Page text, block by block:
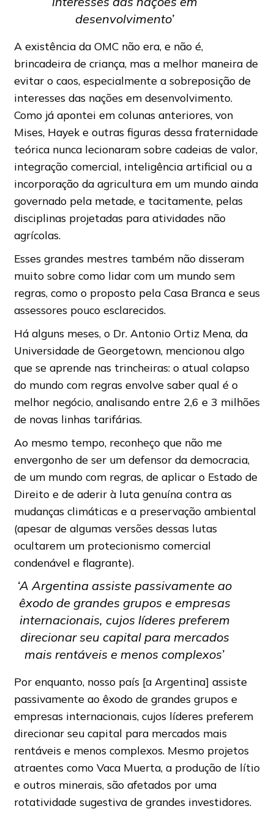
desenvolvimento’
A existência da OMC não era, e não é,
brincadeira de criança, mas a melhor maneira de
evitar o caos, especialmente a sobreposição de
interesses das nações em desenvolvimento.
Como já apontei em colunas anteriores, von
Mises, Hayek e outras figuras dessa fraternidade
teórica nunca lecionaram sobre cadeias de valor,
integração comercial, inteligência artificial ou a
incorporação da agricultura em um mundo ainda
governado pela metade, e tacitamente, pelas
disciplinas projetadas para atividades não
agrícolas.
Esses grandes mestres também não disseram
muito sobre como lidar com um mundo sem
regras, como o proposto pela Casa Branca e seus
assessores pouco esclarecidos.
Há alguns meses, o Dr. Antonio Ortiz Mena, da
Universidade de Georgetown, mencionou algo
que se aprende nas trincheiras: o atual colapso
do mundo com regras envolve saber qual é o
melhor negócio, analisando entre 2,6 e 3 milhões
de novas linhas tarifárias.
Ao mesmo tempo, reconheço que não me
envergonho de ser um defensor da democracia,
de um mundo com regras, de aplicar o Estado de
Direito e de aderir à luta genuína contra as
mudanças climáticas e a preservação ambiental
(apesar de algumas versões dessas lutas
ocultarem um protecionismo comercial
condenável e flagrante).
‘A Argentina assiste passivamente ao
êxodo de grandes grupos e empresas
internacionais, cujos líderes preferem
direcionar seu capital para mercados
mais rentáveis ​​e menos complexos’
Por enquanto, nosso país [a Argentina] assiste
passivamente ao êxodo de grandes grupos e
empresas internacionais, cujos líderes preferem
direcionar seu capital para mercados mais
rentáveis ​​e menos complexos. Mesmo projetos
atraentes como Vaca Muerta, a produção de lítio
e outros minerais, são afetados por uma
rotatividade sugestiva de grandes investidores.